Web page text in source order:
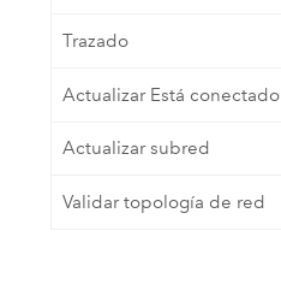
Trazado
Actualizar Está conectado
Actualizar subred
Validar topología de red